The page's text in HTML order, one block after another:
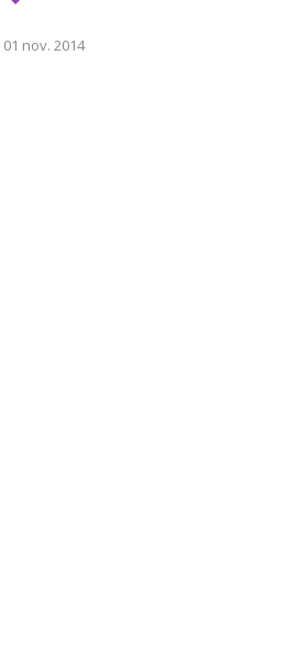
nov. 2014